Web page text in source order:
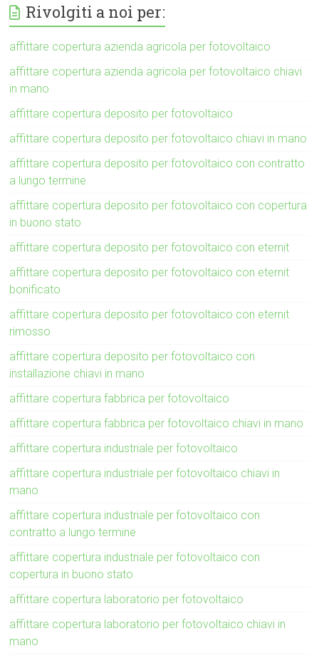
Rivolgiti a noi per:
affittare copertura azienda agricola per fotovoltaico
affittare copertura azienda agricola per fotovoltaico chiavi
in mano
affittare copertura deposito per fotovoltaico
affittare copertura deposito per fotovoltaico chiavi in mano
affittare copertura deposito per fotovoltaico con contratto
a lungo termine
affittare copertura deposito per fotovoltaico con copertura
in buono stato
affittare copertura deposito per fotovoltaico con eternit
affittare copertura deposito per fotovoltaico con eternit
bonificato
affittare copertura deposito per fotovoltaico con eternit
rimosso
affittare copertura deposito per fotovoltaico con
installazione chiavi in mano
affittare copertura fabbrica per fotovoltaico
affittare copertura fabbrica per fotovoltaico chiavi in mano
affittare copertura industriale per fotovoltaico
affittare copertura industriale per fotovoltaico chiavi in
mano
affittare copertura industriale per fotovoltaico con
contratto a lungo termine
affittare copertura industriale per fotovoltaico con
copertura in buono stato
affittare copertura laboratorio per fotovoltaico
affittare copertura laboratorio per fotovoltaico chiavi in
mano